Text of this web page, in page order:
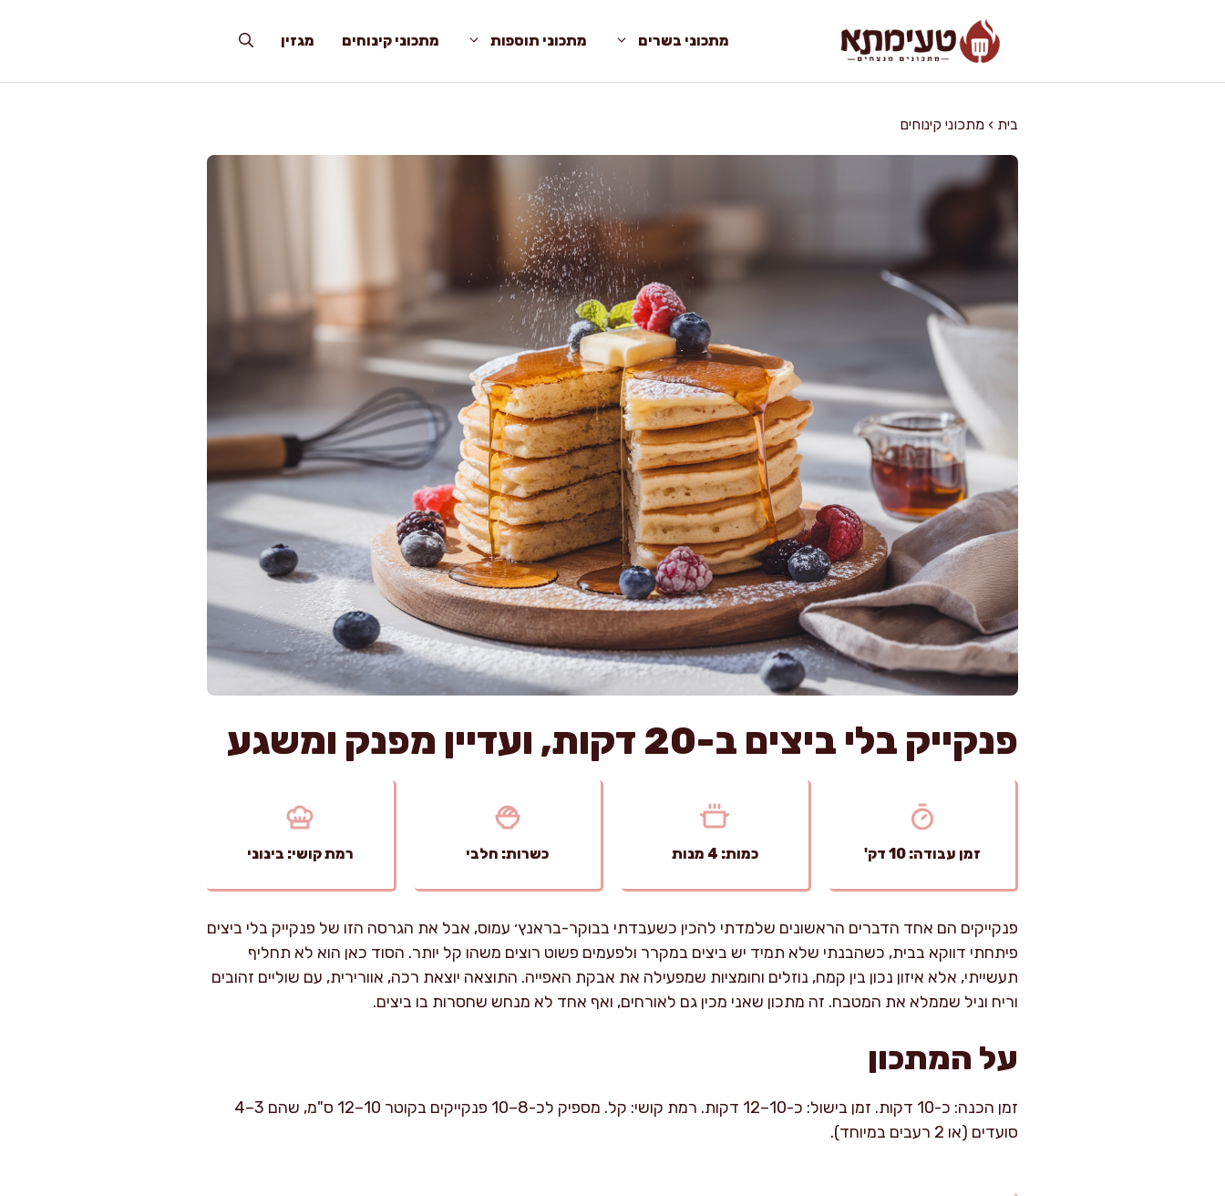
מתכוני בשרים מתכוני תוספות מתכוני קינוחים מגזין
בית › מתכוני קינוחים
פנקייק בלי ביצים ב-20 דקות, ועדיין מפנק ומשגע
זמן עבודה: 10 דק' כמות: 4 מנות כשרות: חלבי רמת קושי: בינוני
פנקייקים הם אחד הדברים הראשונים שלמדתי להכין כשעבדתי בבוקר-בראנץ׳ עמוס, אבל את הגרסה הזו של פנקייק בלי ביצים
פיתחתי דווקא בבית, כשהבנתי שלא תמיד יש ביצים במקרר ולפעמים פשוט רוצים משהו קל יותר. הסוד כאן הוא לא תחליף
תעשייתי, אלא איזון נכון בין קמח, נוזלים וחומציות שמפעילה את אבקת האפייה. התוצאה יוצאת רכה, אוורירית, עם שוליים זהובים
וריח וניל שממלא את המטבח. זה מתכון שאני מכין גם לאורחים, ואף אחד לא מנחש שחסרות בו ביצים.
על המתכון
זמן הכנה: כ-10 דקות. זמן בישול: כ-10–12 דקות. רמת קושי: קל. מספיק לכ-8–10 פנקייקים בקוטר 10–12 ס"מ, שהם 3–4
סועדים (או 2 רעבים במיוחד).